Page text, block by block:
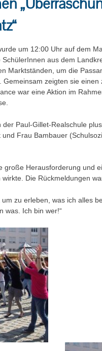
um 12:00 Uhr auf dem
aus dem
Marktständen, um die
zeigten sie
war eine Aktion im
Paul-Gillet-Realschule
Frau Bambauer
große Herausforderung und
Die Rückmeldungen
zu erleben, was ich alles
was. Ich bin wer!“